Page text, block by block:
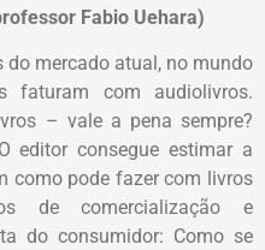
Fabio Uehara)
do mercado atual, no mundo
faturam com audiolivros.
– vale a pena sempre?
editor consegue estimar a
como pode fazer com livros
de comercialização e
do consumidor: Como se